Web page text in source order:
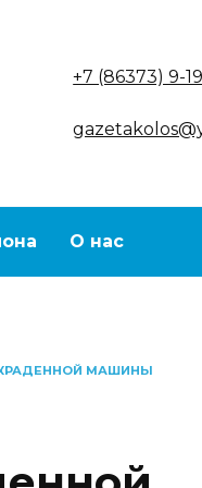
+7 (86373) 9-
О нас
МАШИНЫ